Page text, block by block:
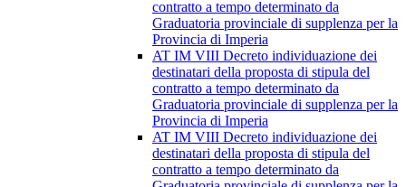
contratto a tempo determinato da
Graduatoria provinciale di supplenza per la
Provincia di Imperia
AT IM VIII Decreto individuazione dei
destinatari della proposta di stipula del
contratto a tempo determinato da
Graduatoria provinciale di supplenza per la
Provincia di Imperia
AT IM VIII Decreto individuazione dei
destinatari della proposta di stipula del
contratto a tempo determinato da